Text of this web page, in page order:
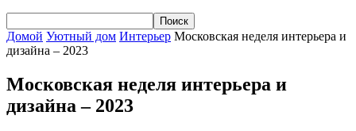
Домой Уютный дом Интерьер Московская неделя интерьера и
дизайна – 2023
Московская неделя интерьера и
дизайна – 2023